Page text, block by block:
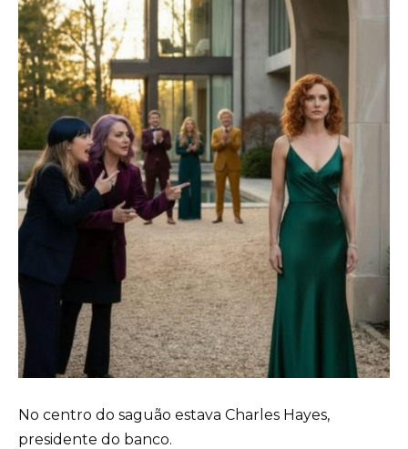
No centro do saguão estava Charles Hayes,
presidente do banco.